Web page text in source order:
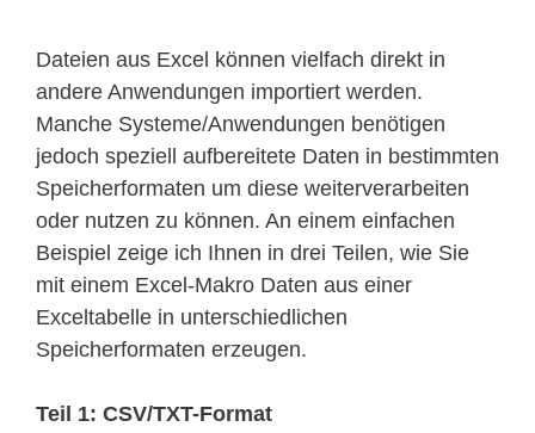
Dateien aus Excel können vielfach direkt in
andere Anwendungen importiert werden.
Manche Systeme/Anwendungen benötigen
jedoch speziell aufbereitete Daten in bestimmten
Speicherformaten um diese weiterverarbeiten
oder nutzen zu können. An einem einfachen
Beispiel zeige ich Ihnen in drei Teilen, wie Sie
mit einem Excel-Makro Daten aus einer
Exceltabelle in unterschiedlichen
Speicherformaten erzeugen.
Teil 1: CSV/TXT-Format